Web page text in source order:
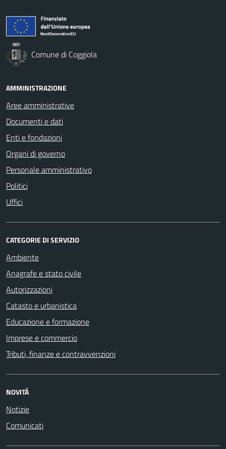
Comune di Coggiola
AMMINISTRAZIONE
Aree amministrative
Documenti e dati
Enti e fondazioni
Organi di governo
Personale amministrativo
Politici
Uffici
CATEGORIE DI SERVIZIO
Ambiente
Anagrafe e stato civile
Autorizzazioni
Catasto e urbanistica
Educazione e formazione
Imprese e commercio
Tributi, finanze e contravvenzioni
NOVITÀ
Notizie
Comunicati